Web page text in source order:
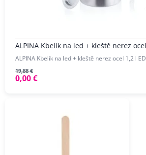
ALPINA Kbelík na led + kleště nerez
ALPINA Kbelík na led + kleště nerez ocel 1,2 l
19,88 €
0,00 €